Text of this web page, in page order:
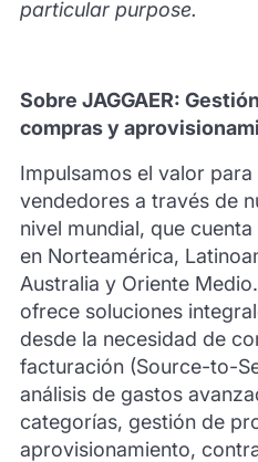
particular purpose.
Sobre JAGGAER:
compras y
Impulsamos el valor
vendedores a través de
nivel mundial, que
en Norteamérica,
Australia y Oriente
ofrece soluciones
desde la necesidad de
facturación (Source-to-
análisis de gastos
categorías, gestión de
aprovisionamiento,